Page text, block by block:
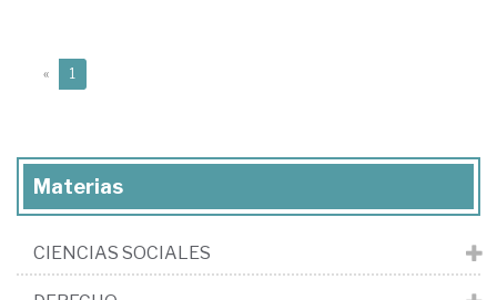
« 1
Materias
CIENCIAS SOCIALES